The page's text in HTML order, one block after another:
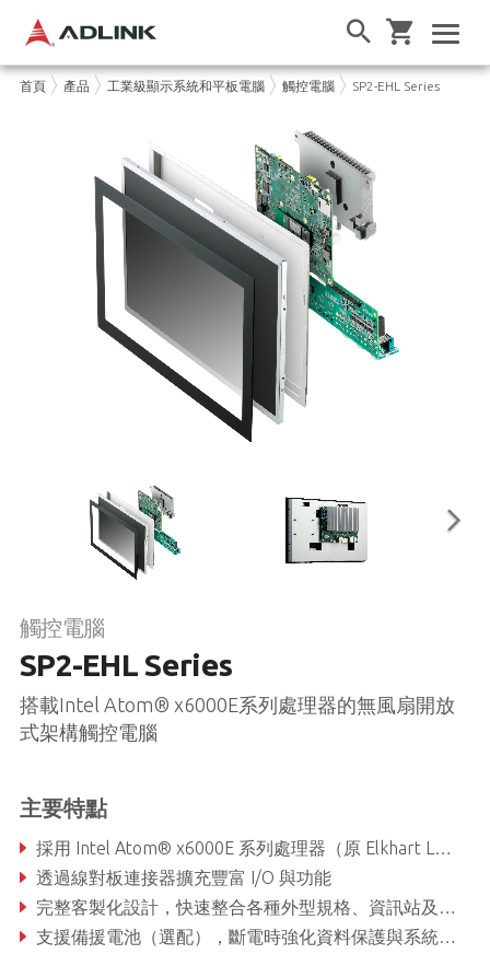
首頁 產品 工業級顯示系統和平板電腦 觸控電腦 SP2-EHL Series
觸控電腦
SP2-EHL Series
搭載Intel Atom® x6000E系列處理器的無風扇開放
式架構觸控電腦
主要特點
採用 Intel Atom® x6000E 系列處理器（原 Elkhart Lake），實現高效能低功耗運作
透過線對板連接器擴充豐富 I/O 與功能
完整客製化設計，快速整合各種外型規格、資訊站及全功能平板電腦應用
支援備援電池（選配），斷電時強化資料保護與系統穩定性